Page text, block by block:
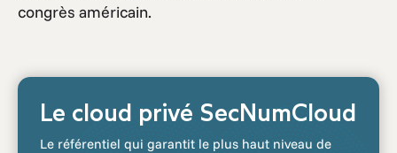
congrès américain.
Le cloud privé SecNumCloud
Le référentiel qui garantit le plus haut niveau de